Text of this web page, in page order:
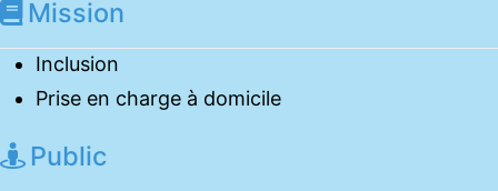
Mission
Inclusion
Prise en charge à domicile
Public